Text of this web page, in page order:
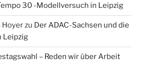
30 -Modellversuch in Leipzig
Hoyerzu Der ADAC-Sachsen und die
Leipzig
– Reden wir über Arbeit